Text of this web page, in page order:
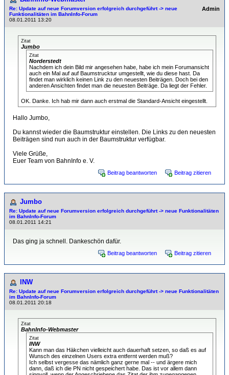
Re: Update auf neue Forumversion erfolgreich durchgeführt -> neue
Funktionalitäten im BahnInfo-Forum
08.01.2011 13:20
Admin
Zitat
Jumbo
Zitat
Norderstedt
Nachdem ich dein Bild mir angesehen habe, habe ich mein Forumansicht
auch ein Mal auf auf Baumstrucktur umgestellt, wie du diese hast. Da
findet man wirklich keinen Link zu den neuesten Beiträgen. Doch bei den
anderen Ansichten findet man die neuesten Beiträge. Da liegt der Fehler.
OK. Danke. Ich hab mir dann auch erstmal die Standard-Ansicht eingestellt.
Hallo Jumbo,
Du kannst wieder die Baumstruktur einstellen. Die Links zu den neuesten
Beiträgen sind nun auch in der Baumstruktur verfügbar.
Viele Grüße,
Euer Team von BahnInfo e. V.
Beitrag beantworten Beitrag zitieren
Jumbo
Re: Update auf neue Forumversion erfolgreich durchgeführt -> neue Funktionalitäten
im BahnInfo-Forum
08.01.2011 14:21
Das ging ja schnell. Dankeschön dafür.
Beitrag beantworten Beitrag zitieren
INW
Re: Update auf neue Forumversion erfolgreich durchgeführt -> neue Funktionalitäten
im BahnInfo-Forum
08.01.2011 20:18
Zitat
BahnInfo-Webmaster
Zitat
INW
Kann man das Häkchen vielleicht auch dauerhaft setzen, so daß es auf
Wunsch des einzelnen Users extra entfernt werden muß?
Ich selbst vergesse das nämlich ganz gerne mal -- und ärgere mich
dann, daß ich die PN nicht gespeichert habe. Das ist vor allem dann